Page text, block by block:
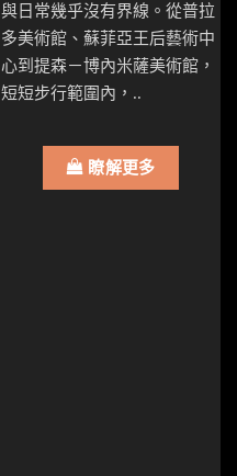
與日常幾乎沒有界線。從普拉
多美術館、蘇菲亞王后藝術中
心到提森－博內米薩美術館，
短短步行範圍內，..
瞭解更多